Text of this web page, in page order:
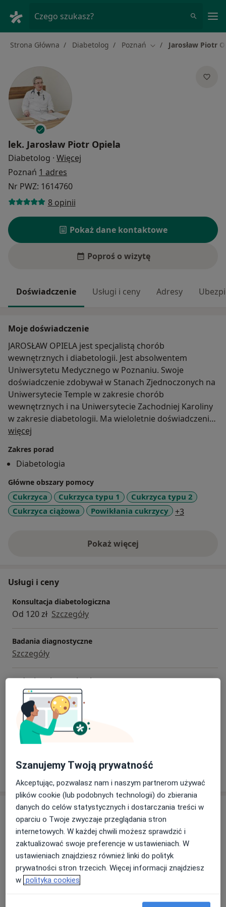
Czego szukasz?
Strona Główna Diabetolog Poznań Zmień miasto
Jarosław Piotr
lek. Jarosław Piotr Opiela
Diabetolog · Więcej
Poznań 1 adres
Nr PWZ: 1614760
8 opinii
Pokaż dane kontaktowe
Poproś o wizytę
Doświadczenie Usługi i ceny Adresy
Moje doświadczenie
JAROSŁAW OPIELA jest specjalistą chorób
wewnętrznych i diabetologii. Jest absolwentem
Uniwersytetu Medycznego w Poznaniu. Swoje
doświadczenie zdobywał w Stanach Zjednoczonych na
Uniwersytecie Temple w zakresie chorób
wewnętrznych i na Uniwersytecie Zachodniej Karoliny
w zakresie diabetologii. Ma wieloletnie doświadczenie
w leczeniu cukrzycy typu 1 i 2, stanów
otyłości. Zajmuje sie również diagnozowaniem i
leczeniem powikłań cukrzycy we współpracy z
odpowiednimi specjalistami.
JAROSŁAW OPIELA jest żonaty i ma dwóch synów. Żona
Beata jest architektem wnętrz i zaprojektowała
na Uniwersytecie Ekonomicznym, a młodszy Paweł w II
LO w Poznaniu. W wolnych chwilach uwielbia
więcej
Zakres porad
Diabetologia
Główne obszary pomocy
Cukrzyca Cukrzyca typu 1
Cukrzyca typu 2
Cukrzyca ciążowa
Powikłania cukrzycy +3
Pokaż więcejo doświadczeniu
Usługi i ceny
Konsultacja diabetologiczna
Od 120 zł Szczegóły
Badania diagnostyczne
Szczegóły
Badanie cukru we krwi
Szczegóły
Stężenie glukozy we krwi
Szczegóły
W jaki sposób ustalane są ceny?
Adres
Centrum Medyczne Omedica
Stęszewska 41/4, Grunwald, 60-111Poznań
Szanujemy Twoją prywatność
Akceptując, pozwalasz nam i naszym partnerom używać
plików cookie (lub podobnych technologii) do zbierania
danych do celów statystycznych i dostarczania treści w
oparciu o Twoje zwyczaje przeglądania stron
internetowych. W każdej chwili możesz sprawdzić i
zaktualizować swoje preferencje w ustawieniach. W
ustawieniach znajdziesz również linki do polityk
prywatności stron trzecich. Więcej informacji znajdziesz
w polityka cookies